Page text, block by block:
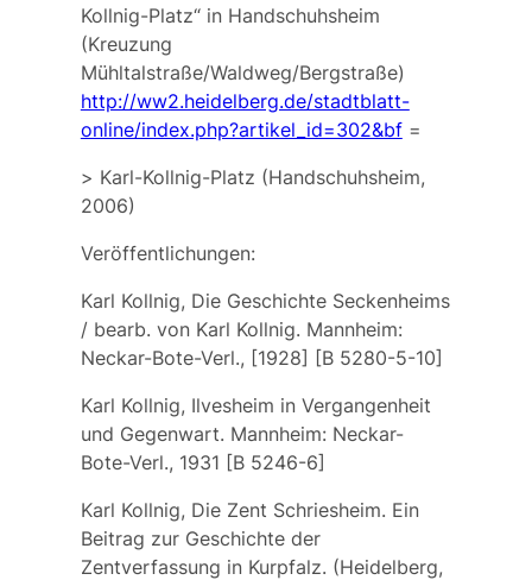
Kollnig-Platz“ in Handschuhsheim
(Kreuzung
Mühltalstraße/Waldweg/Bergstraße)
http://ww2.heidelberg.de/stadtblatt-
online/index.php?artikel_id=302&bf=
> Karl-Kollnig-Platz (Handschuhsheim,
2006)
Veröffentlichungen:
Karl Kollnig, Die Geschichte Seckenheims
/ bearb. von Karl Kollnig. Mannheim:
Neckar-Bote-Verl., [1928] [B 5280-5-10]
Karl Kollnig, Ilvesheim in Vergangenheit
und Gegenwart. Mannheim: Neckar-
Bote-Verl., 1931 [B 5246-6]
Karl Kollnig, Die Zent Schriesheim. Ein
Beitrag zur Geschichte der
Zentverfassung in Kurpfalz. (Heidelberg,